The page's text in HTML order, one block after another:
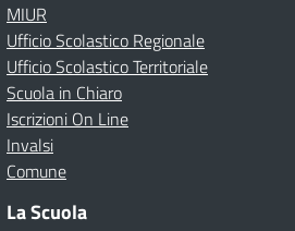
MIUR
Ufficio Scolastico Regionale
Ufficio Scolastico Territoriale
Scuola in Chiaro
Iscrizioni On Line
Invalsi
Comune
La Scuola